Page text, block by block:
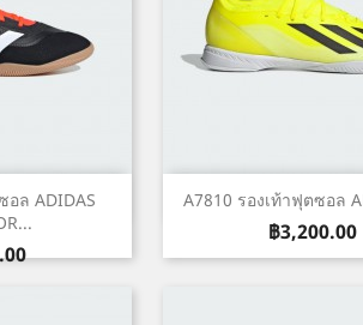
อล ADIDAS
างย่อ A7810 รองเท้าฟุตซอล
ราคา
฿3,200.00
เปิดหน้าต่า